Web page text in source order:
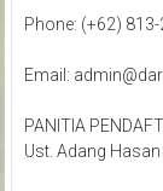
Phone: (+62)
Email:
PANITIA
Ust. Adang